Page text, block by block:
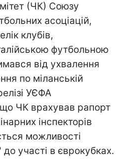
(ЧК) Союзу
асоціацій,
клубів,
футбольною
від ухвалення
по міланській
УЄФА
ЧК врахував рапорт
інспекторів
можливості
участі в єврокубках.